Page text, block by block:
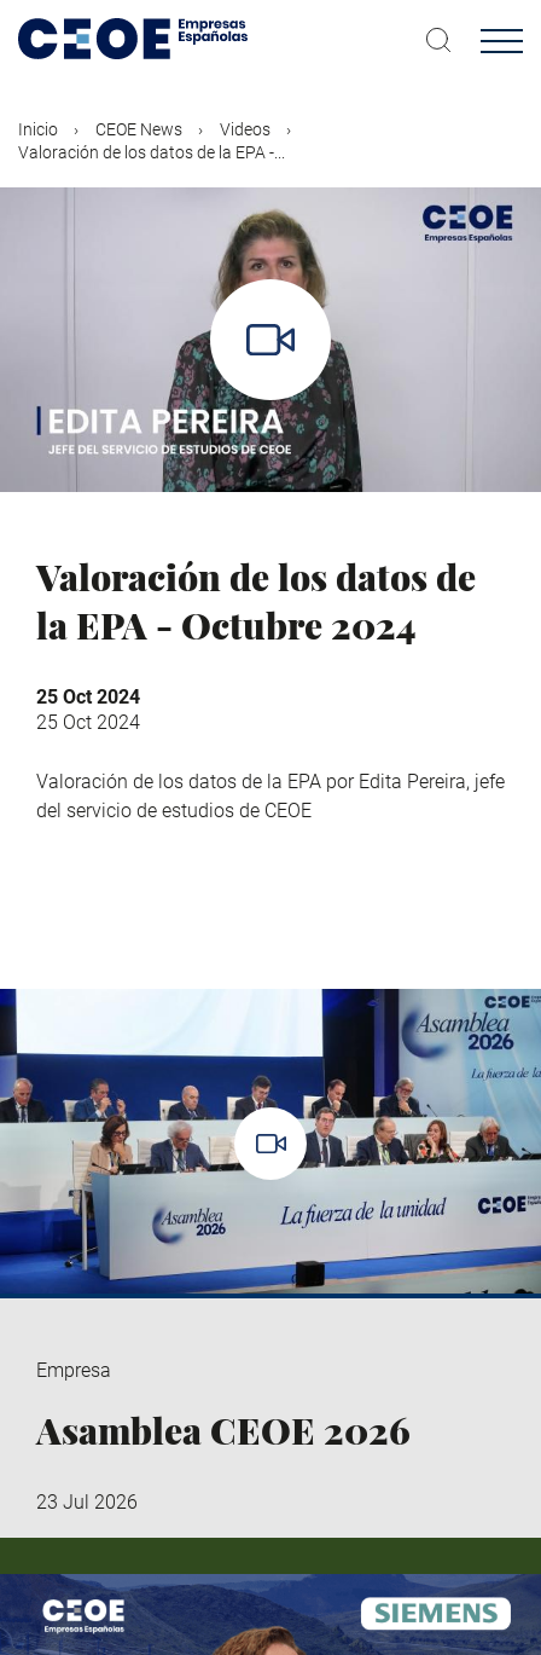
contenido
Inicio CEOE News
Videos
Valoración de los datos de la EPA -...
Valoración de los datos de
la EPA - Octubre 2024
25 Oct 2024
25 Oct 2024
Valoración de los datos de la EPA por Edita Pereira, jefe
del servicio de estudios de CEOE
Empresa
Asamblea CEOE 2026
23 Jul 2026